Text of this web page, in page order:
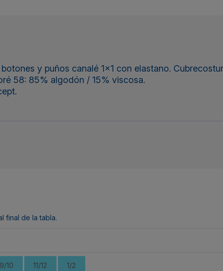
y puños canalé 1x1 con elastano.
58: 85% algodón / 15% viscosa.
final de la tabla.
9/10 11/12 1/2